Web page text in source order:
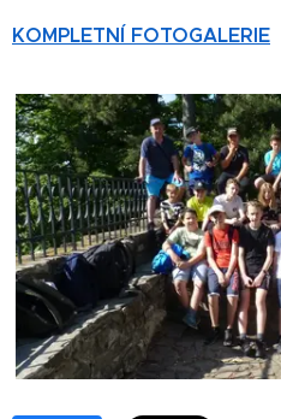
KOMPLETNÍ FOTOGALERIE